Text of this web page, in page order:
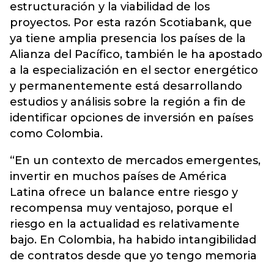
estructuración y la viabilidad de los
proyectos. Por esta razón Scotiabank, que
ya tiene amplia presencia los países de la
Alianza del Pacífico, también le ha apostado
a la especialización en el sector energético
y permanentemente está desarrollando
estudios y análisis sobre la región a fin de
identificar opciones de inversión en países
como Colombia.
“En un contexto de mercados emergentes,
invertir en muchos países de América
Latina ofrece un balance entre riesgo y
recompensa muy ventajoso, porque el
riesgo en la actualidad es relativamente
bajo. En Colombia, ha habido intangibilidad
de contratos desde que yo tengo memoria